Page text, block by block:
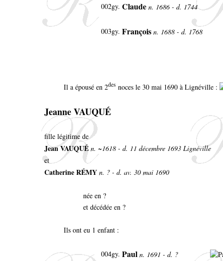
002gy. Claude n. 1686 - d. 1744
003gy. François n. 1688 - d. 1768
Il a épousé en 2des noces le 30 mai 1690 à Lignéville :
Jeanne VAUQUÉ
fille légitime de
Jean VAUQUÉ n. ~1618 - d. 11 décembre 1693 Lignéville
et
Catherine RÉMY n. ? - d. av. 30 mai 1690
née en ?
et décédée en ?
Ils ont eu 1 enfant :
004gy. Paul n. 1691 - d. ?